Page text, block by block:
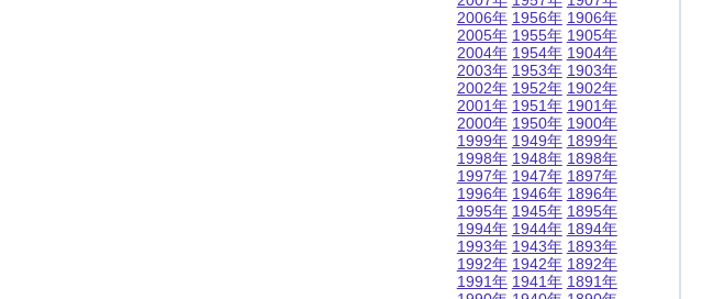
2006年
2005年
2004年
2003年
2002年
2001年
2000年
1999年
1998年
1997年
1996年
1995年
1994年
1993年
1992年
1991年
1956年
1955年
1954年
1953年
1952年
1951年
1950年
1949年
1948年
1947年
1946年
1945年
1944年
1943年
1942年
1941年
1906年
1905年
1904年
1903年
1902年
1901年
1900年
1899年
1898年
1897年
1896年
1895年
1894年
1893年
1892年
1891年